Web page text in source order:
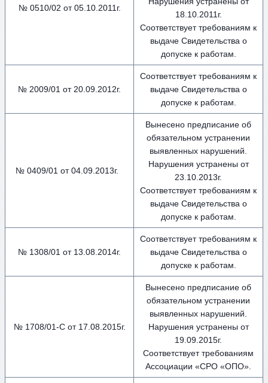
№ 0510/02 от 05.10.2011г.
18.10.2011г.
Соответствует требованиям к
выдаче Свидетельства о
допуске к работам.
№ 2009/01 от 20.09.2012г.
Соответствует требованиям к
выдаче Свидетельства о
допуске к работам.
№ 0409/01 от 04.09.2013г.
Вынесено предписание об
обязательном устранении
выявленных нарушений.
Нарушения устранены от
23.10.2013г.
Соответствует требованиям к
выдаче Свидетельства о
допуске к работам.
№ 1308/01 от 13.08.2014г.
Соответствует требованиям к
выдаче Свидетельства о
допуске к работам.
№ 1708/01-С от 17.08.2015г.
Вынесено предписание об
обязательном устранении
выявленных нарушений.
Нарушения устранены от
19.09.2015г.
Соответствует требованиям
Ассоциации «СРО «ОПО».